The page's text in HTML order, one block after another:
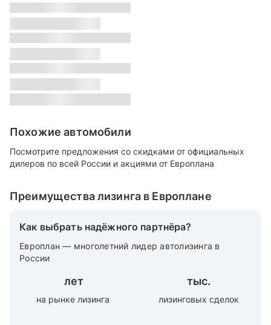
Похожие автомобили
Посмотрите предложения со скидками от официальных
дилеров по всей России и акциями от Европлана
Преимущества лизинга в Европлане
Как выбрать надёжного партнёра?
Европлан — многолетний лидер автолизинга в
России
лет
на рынке лизинга
тыс.
лизинговых сделок